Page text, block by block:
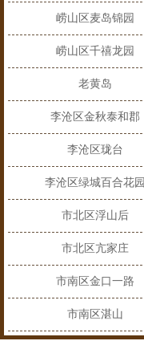
崂山区麦岛锦园
崂山区千禧龙园
老黄岛
李沧区金秋泰和郡
李沧区珑台
李沧区绿城百合花园
市北区浮山后
市北区亢家庄
市南区金口一路
市南区湛山